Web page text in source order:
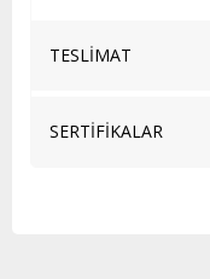
TESLİMAT
SERTİFİKALAR